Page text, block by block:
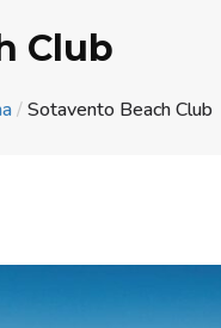
Club
/ Sotavento Beach Club